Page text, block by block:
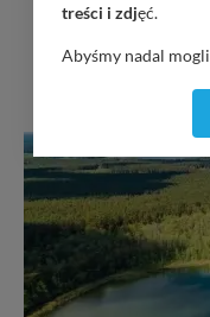
treści i zdjęć.
Abyśmy nadal
dostosować do
pliki cookies) będą
wyszukania,
Bezpieczeństwo
priorytetowe, bez
zmieniać zakresu
nas bezpieczne,
intencji, zawsze